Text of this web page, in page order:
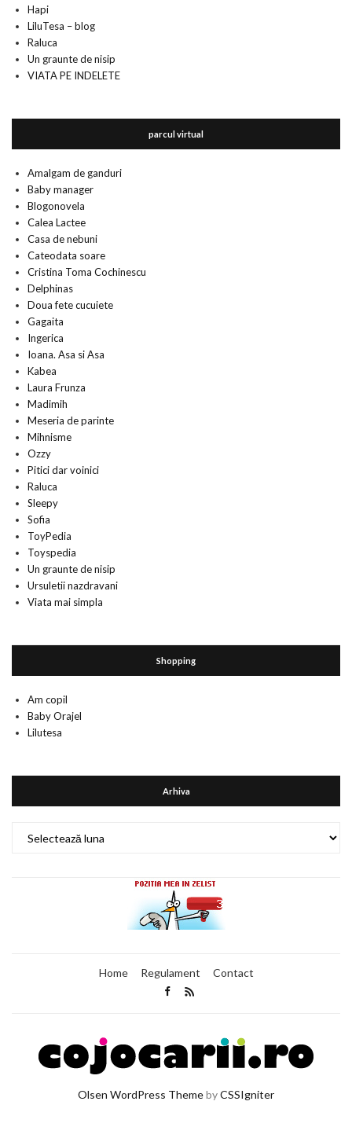
Hapi
LiluTesa – blog
Raluca
Un graunte de nisip
VIATA PE INDELETE
parcul virtual
Amalgam de ganduri
Baby manager
Blogonovela
Calea Lactee
Casa de nebuni
Cateodata soare
Cristina Toma Cochinescu
Delphinas
Doua fete cucuiete
Gagaita
Ingerica
Ioana. Asa si Asa
Kabea
Laura Frunza
Madimih
Meseria de parinte
Mihnisme
Ozzy
Pitici dar voinici
Raluca
Sleepy
Sofia
ToyPedia
Toyspedia
Un graunte de nisip
Ursuletii nazdravani
Viata mai simpla
Shopping
Am copil
Baby Orajel
Lilutesa
Arhiva
Home Regulament Contact
Olsen WordPress ThemebyCSSIgniter